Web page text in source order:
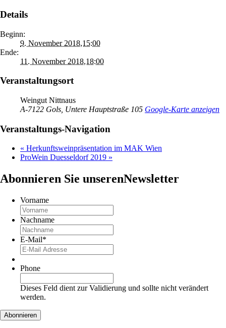
Details
Beginn:
9. November 2018,15:00
Ende:
11. November 2018,18:00
Veranstaltungsort
Weingut Nittnaus
A-7122 Gols, Untere Hauptstraße 105 Google-Karte anzeigen
Veranstaltungs-Navigation
« Herkunftsweinpräsentation im MAK Wien
ProWein Duesseldorf 2019 »
Abonnieren Sie unserenNewsletter
Vorname
Nachname
E-Mail*
Phone
Dieses Feld dient zur Validierung und sollte nicht verändert
werden.
Abonnieren